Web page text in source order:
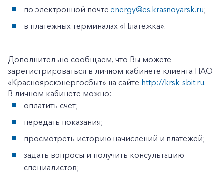
+7-800-700-24-57
Заказать обратный звонок
Частным клиентам
Корпоративным клиентам
по электронной почте energy@es.krasnoyarsk.ru;
в платежных терминалах «Платежка».
Дополнительно сообщаем, что Вы можете
зарегистрироваться в личном кабинете клиента ПАО
«Красноярскэнергосбыт» на сайте http://krsk-sbit.ru.
В личном кабинете можно:
оплатить счет;
передать показания;
просмотреть историю начислений и платежей;
задать вопросы и получить консультацию
специалистов;